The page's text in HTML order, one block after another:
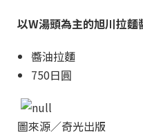
以W湯頭為主的旭川拉麵
醬油拉麵
750日圓
圖來源／奇光出版